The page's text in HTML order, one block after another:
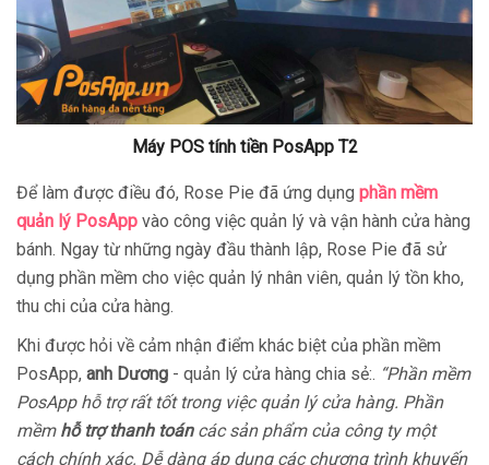
Máy POS tính tiền PosApp T2
Để làm được điều đó, Rose Pie đã ứng dụng phần mềm
quản lý PosApp vào công việc quản lý và vận hành cửa hàng
bánh. Ngay từ những ngày đầu thành lập, Rose Pie đã sử
dụng phần mềm cho việc quản lý nhân viên, quản lý tồn kho,
thu chi của cửa hàng.
Khi được hỏi về cảm nhận điểm khác biệt của phần mềm
PosApp, anh Dương - quản lý cửa hàng chia sẻ:. “Phần mềm
PosApp hỗ trợ rất tốt trong việc quản lý cửa hàng. Phần
mềm hỗ trợ thanh toán các sản phẩm của công ty một
cách chính xác. Dễ dàng áp dụng các chương trình khuyến